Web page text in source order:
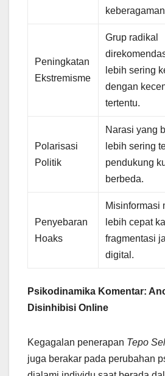
Peningkatan
Ekstremisme
Grup radikal
lebih sering
dengan
tertentu.
Polarisasi
Politik
Narasi yang
lebih sering
pendukung
berbeda.
Penyebaran
Hoaks
Misinformasi
lebih cepat
fragmentasi
digital.
Psikodinamika Komentar:
Disinhibisi Online
Kegagalan penerapan Tepo
juga berakar pada perubahan